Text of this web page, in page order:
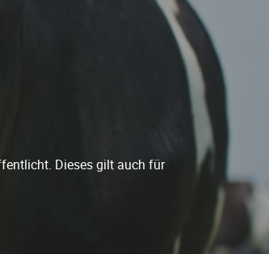
Dieses gilt auch für